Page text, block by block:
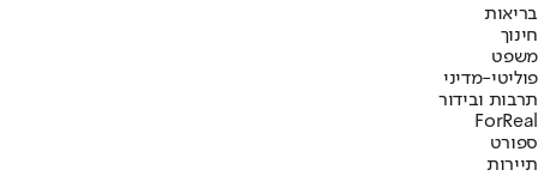
בריאות
חינוך
משפט
פוליטי-מדיני
תרבות ובידור
ForReal
ספורט
תיירות